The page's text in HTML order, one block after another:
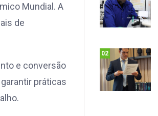
Mundial. A
de
e conversão
práticas
02